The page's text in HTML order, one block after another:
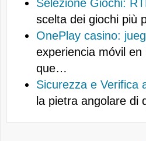
Selezione Giochi:
scelta dei giochi più
OnePlay casino:
experiencia móvil
que…
Sicurezza e Verifica
la pietra angolare